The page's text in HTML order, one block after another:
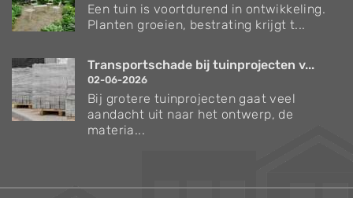
Een tuin is voortdurend in ontwikkeling.
Planten groeien, bestrating krijgt t...
Transportschade bij tuinprojecten v...
02-06-2026
Bij grotere tuinprojecten gaat veel
aandacht uit naar het ontwerp, de
materia...